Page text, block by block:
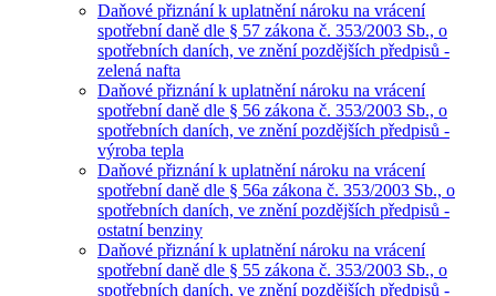
Daňové přiznání k uplatnění nároku na vrácení
spotřební daně dle § 57 zákona č. 353/2003 Sb., o
spotřebních daních, ve znění pozdějších předpisů -
zelená nafta
Daňové přiznání k uplatnění nároku na vrácení
spotřební daně dle § 56 zákona č. 353/2003 Sb., o
spotřebních daních, ve znění pozdějších předpisů -
výroba tepla
Daňové přiznání k uplatnění nároku na vrácení
spotřební daně dle § 56a zákona č. 353/2003 Sb., o
spotřebních daních, ve znění pozdějších předpisů -
ostatní benziny
Daňové přiznání k uplatnění nároku na vrácení
spotřební daně dle § 55 zákona č. 353/2003 Sb., o
spotřebních daních, ve znění pozdějších předpisů -